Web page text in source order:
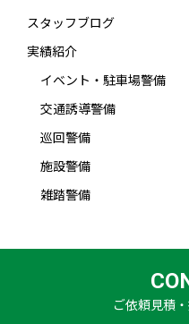
スタッフブログ
実績紹介
イベント・駐車場警備
交通誘導警備
巡回警備
施設警備
雑踏警備
ご依頼見積